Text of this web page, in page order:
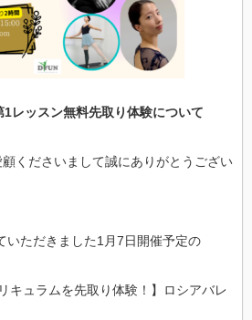
レッスン無料先取り体験について
くださいまして誠にありがとうござい
いただきました1月7日開催予定の
キュラムを先取り体験！】 ロシアバレ